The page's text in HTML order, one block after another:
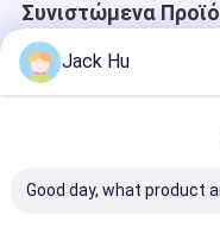
Συνιστώμενα
Jack Hu
Good day, what product